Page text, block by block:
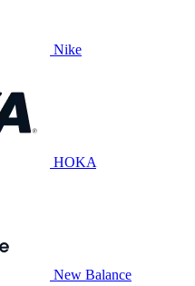
Nike
HOKA
New Balance